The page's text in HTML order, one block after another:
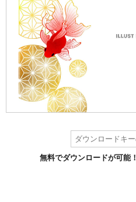
無料でダウンロードが可能！